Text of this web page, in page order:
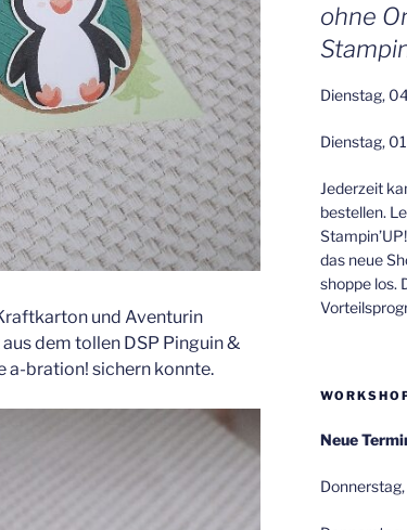
und Aventurin
dem tollen DSP Pinguin &
a-bration! sichern konnte.
ohne
Dienstag,
Dienstag,
Jederzeit
bestellen.
das neue
shoppe los.
Neue